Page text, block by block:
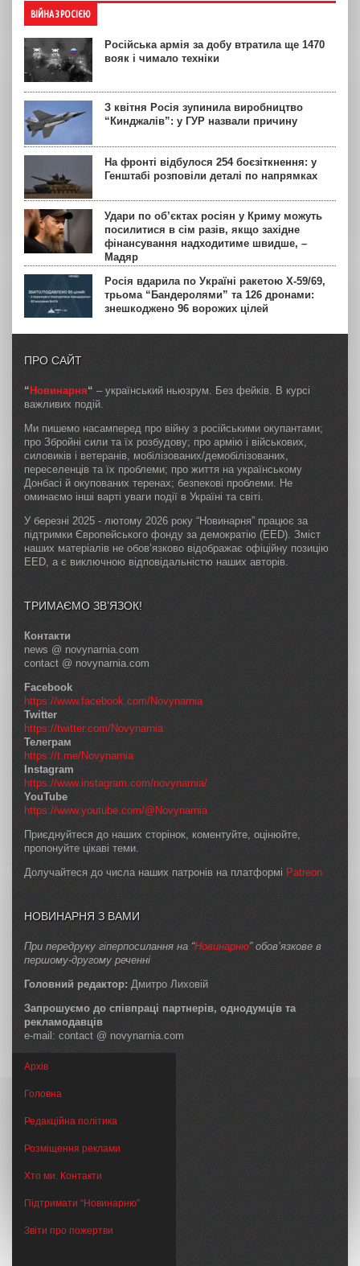
ВІЙНА З РОСІЄЮ
Російська армія за добу втратила ще 1470
вояк і чимало техніки
З квітня Росія зупинила виробництво
“Кинджалів”: у ГУР назвали причину
На фронті відбулося 254 боєзіткнення: у
Генштабі розповіли деталі по напрямках
Удари по об’єктах росіян у Криму можуть
посилитися в сім разів, якщо західне
фінансування надходитиме швидше, –
Мадяр
Росія вдарила по Україні ракетою Х-59/69,
трьома “Бандеролями” та 126 дронами:
знешкоджено 96 ворожих цілей
ПРО САЙТ
“ Новинарня“ – український ньюзрум. Без фейків. В курсі
важливих подій.
Ми пишемо насамперед про війну з російськими окупантами;
про Збройні сили та їх розбудову; про армію і військових,
силовиків і ветеранів, мобілізованих/демобілізованих,
переселенців та їх проблеми; про життя на українському
Донбасі й окупованих теренах; безпекові проблеми. Не
оминаємо інші варті уваги події в Україні та світі.
У березні 2025 - лютому 2026 року “Новинарня” працює за
підтримки Європейського фонду за демократію (EED). Зміст
наших матеріалів не обов’язково відображає офіційну позицію
EED, а є виключною відповідальністю наших авторів.
ТРИМАЄМО ЗВ’ЯЗОК!
Контакти
news @ novynarnia.com
contact @ novynarnia.com
Facebook
https://www.facebook.com/Novynarnia
Twitter
https://twitter.com/Novynarnia
Телеграм
https://t.me/Novynarnia
Instagram
https://www.instagram.com/novynarnia/
YouTube
https://www.youtube.com/@Novynarnia
Приєднуйтеся до наших сторінок, коментуйте, оцінюйте,
пропонуйте цікаві теми.
Долучайтеся до числа наших патронів на платформі Patreon
НОВИНАРНЯ З ВАМИ
При передруку гіперпосилання на “Новинарню” обов’язкове в
першому-другому реченні
Головний редактор: Дмитро Лиховій
Запрошуємо до співпраці партнерів, однодумців та
рекламодавців
e-mail: contact @ novynarnia.com
Архів
Головна
Редакційна політика
Розміщення реклами
Хто ми. Контакти
Підтримати “Новинарню”
Звіти про пожертви